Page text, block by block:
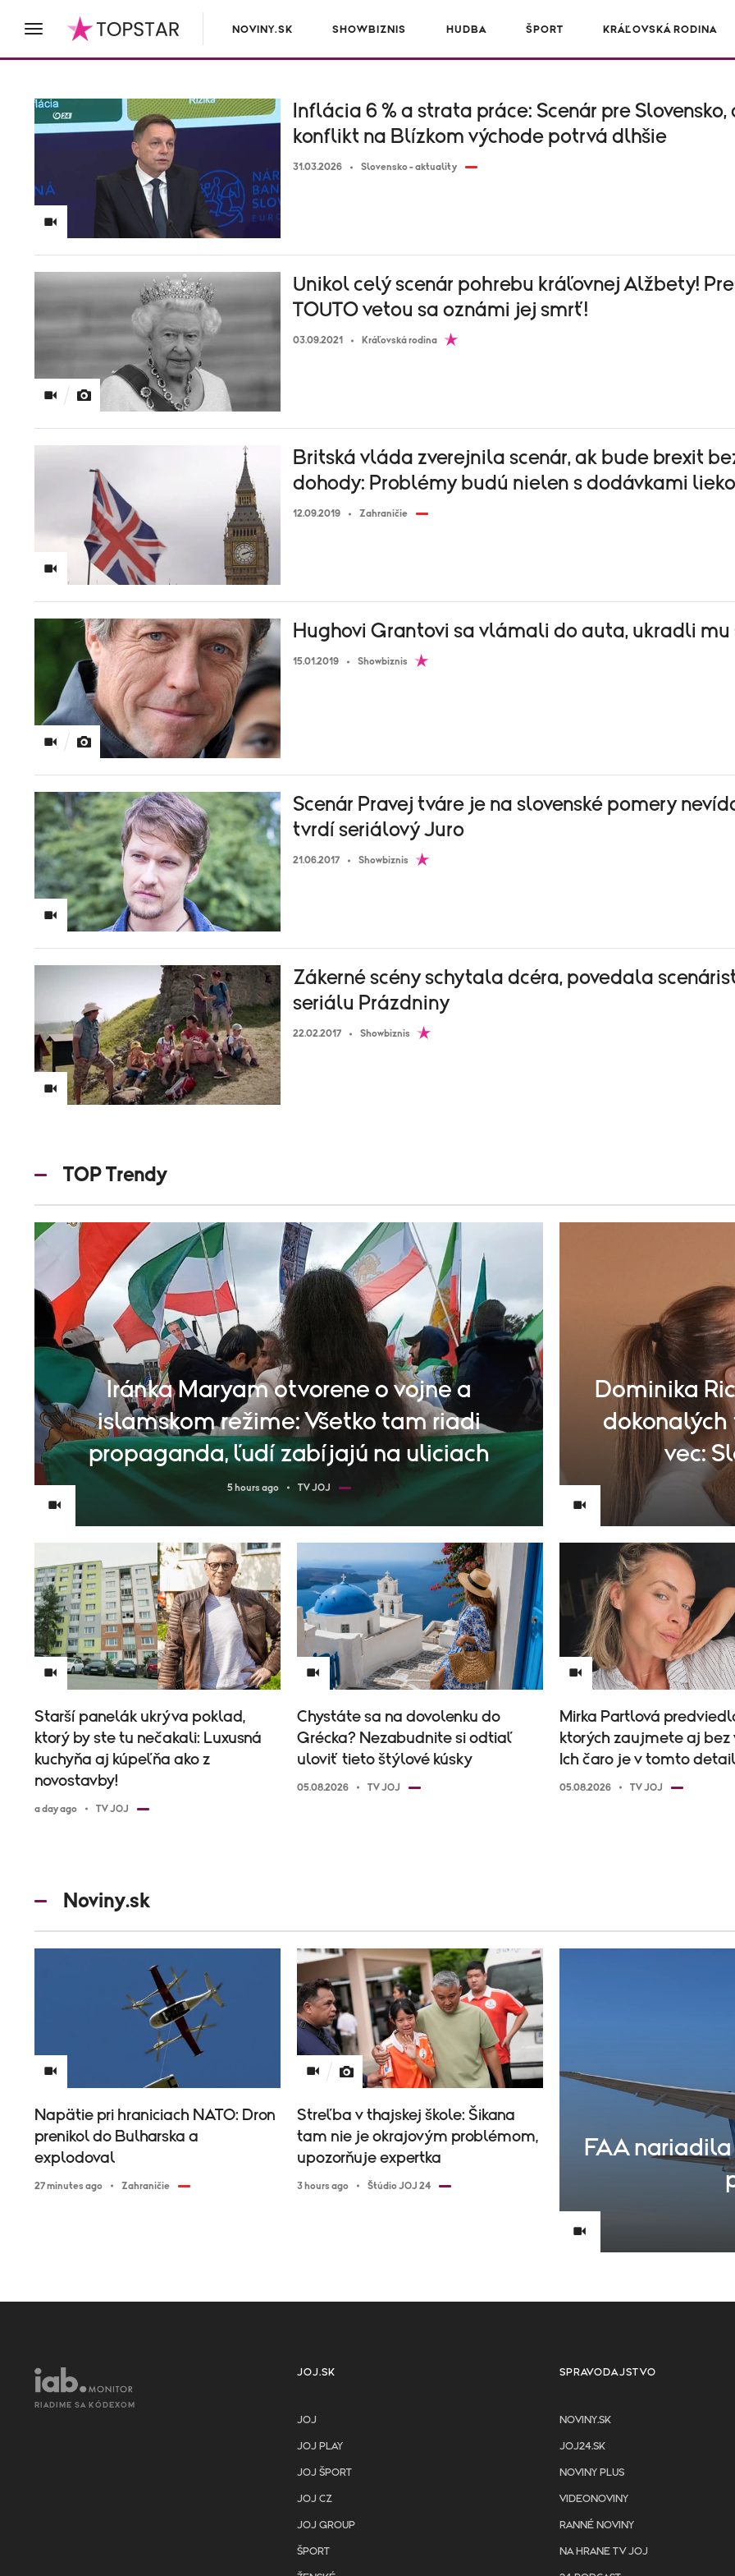
NOVINY.SK SHOWBIZNIS HUDBA ŠPORT KRÁĽOVSKÁ RODINA
Inflácia 6 % a strata práce: Scenár pre Slovensko,
konflikt na Blízkom východe potrvá dlhšie
31.03.2026 Slovensko - aktuality
Unikol celý scenár pohrebu kráľovnej Alžbety!
TOUTO vetou sa oznámi jej smrť!
03.09.2021 Kráľovská rodina
Britská vláda zverejnila scenár, ak bude brexit
dohody: Problémy budú nielen s dodávkami
12.09.2019 Zahraničie
Hughovi Grantovi sa vlámali do auta, ukradli mu
15.01.2019 Showbiznis
Scenár Pravej tváre je na slovenské pomery
tvrdí seriálový Juro
21.06.2017 Showbiznis
Zákerné scény schytala dcéra, povedala
seriálu Prázdniny
22.02.2017 Showbiznis
TOP Trendy
Iránka Maryam otvorene o vojne a
islamskom režime: Všetko tam riadi
propaganda, ľudí zabíjajú na uliciach
5 hours ago TV JOJ
Dominika
vec:
Starší panelák ukrýva poklad,
ktorý by ste tu nečakali: Luxusná
kuchyňa aj kúpeľňa ako z
novostavby!
a day ago TV JOJ
Chystáte sa na dovolenku do
Grécka? Nezabudnite si odtiaľ
uloviť tieto štýlové kúsky
05.08.2026 TV JOJ
Mirka Partlová
ktorých zaujmete aj bez
Ich čaro je v tomto
05.08.2026 TV JOJ
Noviny.sk
Napätie pri hraniciach NATO: Dron
prenikol do Bulharska a
explodoval
27 minutes ago Zahraničie
Streľba v thajskej škole: Šikana
tam nie je okrajovým problémom,
upozorňuje expertka
3 hours ago Štúdio JOJ 24
FAA
RIADIME SA KÓDEXOM
JOJ.SK
JOJ
JOJ PLAY
JOJ ŠPORT
JOJ CZ
JOJ GROUP
ŠPORT
SPRAVODAJSTVO
NOVINY.SK
JOJ24.SK
NOVINY PLUS
VIDEONOVINY
RANNÉ NOVINY
NA HRANE TV JOJ